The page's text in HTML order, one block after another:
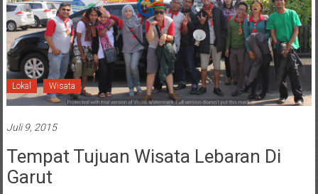
Lokal Wisata
Juli 9, 2015
Tempat Tujuan Wisata Lebaran Di
Garut